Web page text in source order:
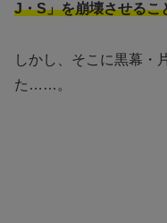
J・S」を崩壊させるこ
しかし、そこに黒幕・
た……。